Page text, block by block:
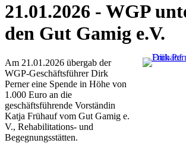
21.01.2026 - WGP
den Gut Gamig e.V.
Am 21.01.2026 übergab der
WGP-Geschäftsführer Dirk
Perner eine Spende in Höhe von
1.000 Euro an die
geschäftsführende Vorständin
Katja Frühauf vom Gut Gamig e.
V., Rehabilitations- und
Begegnungsstätten.